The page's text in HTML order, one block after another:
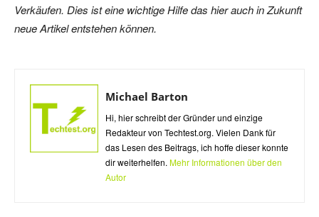
Verkäufen. Dies ist eine wichtige Hilfe das hier auch in Zukunft
neue Artikel entstehen können.
Michael Barton
Hi, hier schreibt der Gründer und einzige
Redakteur von Techtest.org. Vielen Dank für
das Lesen des Beitrags, ich hoffe dieser konnte
dir weiterhelfen. Mehr Informationen über den
Autor